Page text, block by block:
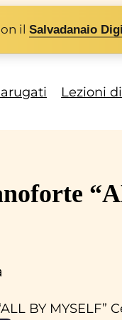
ilSalvadanaio
Lezioni
BY MYSELF”